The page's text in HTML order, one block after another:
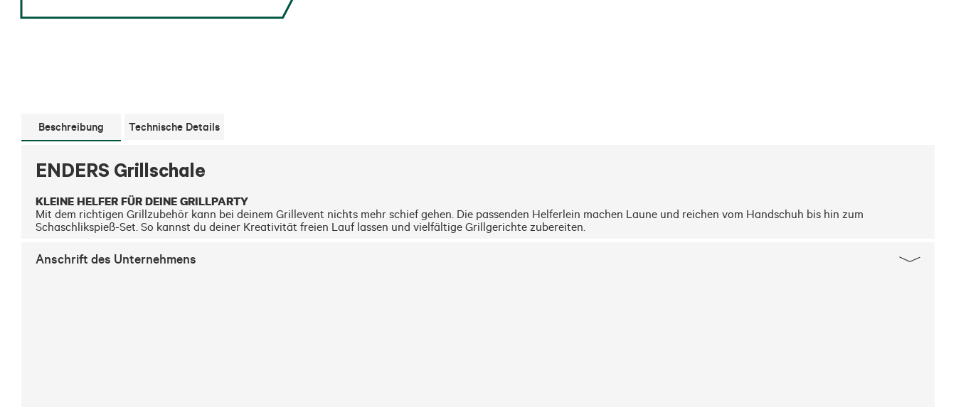
Beschreibung Technische Details
ENDERS Grillschale
KLEINE HELFER FÜR DEINE GRILLPARTY
Mit dem richtigen Grillzubehör kann bei deinem Grillevent nichts mehr schief gehen. Die passenden Helferlein machen Laune und reichen vom Handschuh bis hin zum
Schaschlikspieß-Set. So kannst du deiner Kreativität freien Lauf lassen und vielfältige Grillgerichte zubereiten.
Anschrift des Unternehmens